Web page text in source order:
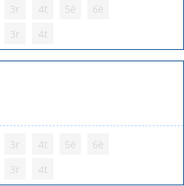
3r 4t 5è
6è
3r 4t
3r 4t 5è
6è
3r 4t